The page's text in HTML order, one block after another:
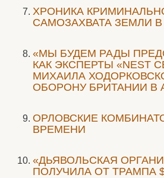
ХРОНИКА
САМОЗАХВАТА ЗЕМЛИ
«МЫ БУДЕМ РАДЫ
КАК ЭКСПЕРТЫ «NEST
МИХАИЛА
ОБОРОНУ БРИТАНИИ В
ОРЛОВСКИЕ
ВРЕМЕНИ
«ДЬЯВОЛЬСКАЯ
ПОЛУЧИЛА ОТ ТРАМПА